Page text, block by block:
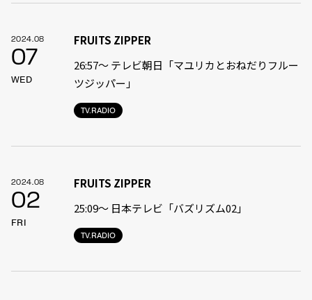
2024.08
07
WED
TV.RADIO
FRUITS ZIPPER
26:57～ テレビ朝日「マユリカとおねだりフルー
ツジッパー」
2024.08
02
FRI
TV.RADIO
FRUITS ZIPPER
25:09〜 日本テレビ「バズリズム02」